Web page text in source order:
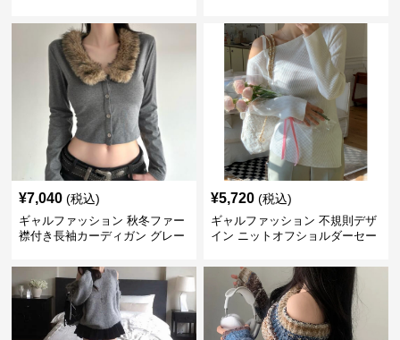
¥7,040 (税込)
ギャルファッション 秋冬ファー
襟付き長袖カーディガン グレー
¥5,720 (税込)
ギャルファッション 不規則デザ
イン ニットオフショルダーセー